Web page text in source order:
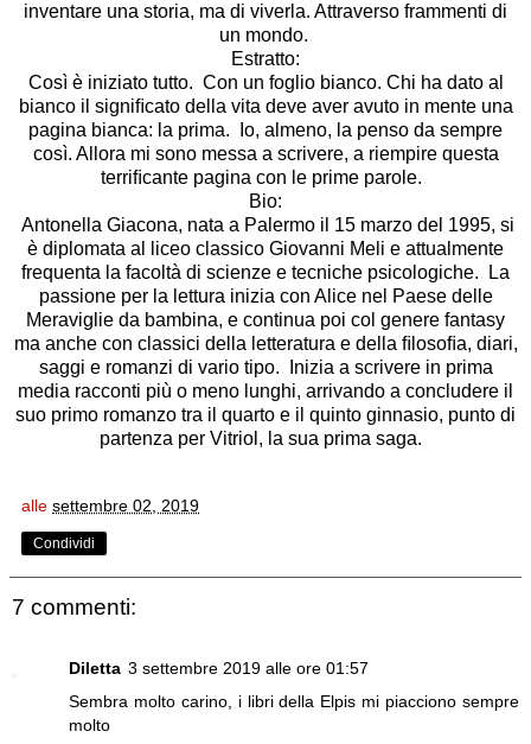
inventare una storia, ma di viverla. Attraverso frammenti di
un mondo.
Estratto:
Così è iniziato tutto. Con un foglio bianco. Chi ha dato al
bianco il signiﬁcato della vita deve aver avuto in mente una
pagina bianca: la prima. Io, almeno, la penso da sempre
così. Allora mi sono messa a scrivere, a riempire questa
terriﬁcante pagina con le prime parole.
Bio:
Antonella Giacona, nata a Palermo il 15 marzo del 1995, si
è diplomata al liceo classico Giovanni Meli e attualmente
frequenta la facoltà di scienze e tecniche psicologiche. La
passione per la lettura inizia con Alice nel Paese delle
Meraviglie da bambina, e continua poi col genere fantasy
ma anche con classici della letteratura e della ﬁlosoﬁa, diari,
saggi e romanzi di vario tipo. Inizia a scrivere in prima
media racconti più o meno lunghi, arrivando a concludere il
suo primo romanzo tra il quarto e il quinto ginnasio, punto di
partenza per Vitriol, la sua prima saga.
alle settembre 02, 2019
Condividi
7 commenti:
Diletta 3 settembre 2019 alle ore 01:57
Sembra molto carino, i libri della Elpis mi piacciono sempre
molto